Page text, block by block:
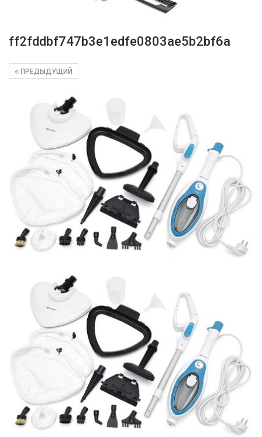
ff2fddbf747b3e1edfe0803ae5b2bf6a
ПРЕДЫДУЩИЙ